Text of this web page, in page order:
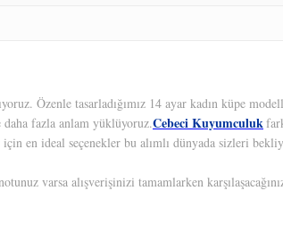
Özenle tasarladığımız 14 ayar kadın küpe
fazla anlam yüklüyoruz.Cebeci Kuyumculuk
en ideal seçenekler bu alımlı dünyada sizleri
varsa alışverişinizi tamamlarken